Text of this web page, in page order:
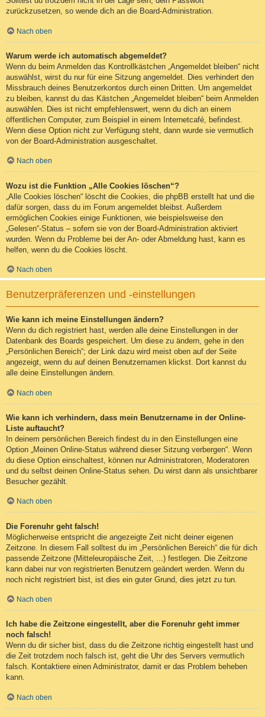
zurückzusetzen, so wende dich an die Board-Administration.
Nach oben
Warum werde ich automatisch abgemeldet?
Wenn du beim Anmelden das Kontrollkästchen „Angemeldet bleiben“ nicht
auswählst, wirst du nur für eine Sitzung angemeldet. Dies verhindert den
Missbrauch deines Benutzerkontos durch einen Dritten. Um angemeldet
zu bleiben, kannst du das Kästchen „Angemeldet bleiben“ beim Anmelden
auswählen. Dies ist nicht empfehlenswert, wenn du dich an einem
öffentlichen Computer, zum Beispiel in einem Internetcafé, befindest.
Wenn diese Option nicht zur Verfügung steht, dann wurde sie vermutlich
von der Board-Administration ausgeschaltet.
Nach oben
Wozu ist die Funktion „Alle Cookies löschen“?
„Alle Cookies löschen“ löscht die Cookies, die phpBB erstellt hat und die
dafür sorgen, dass du im Forum angemeldet bleibst. Außerdem
ermöglichen Cookies einige Funktionen, wie beispielsweise den
„Gelesen“-Status – sofern sie von der Board-Administration aktiviert
wurden. Wenn du Probleme bei der An- oder Abmeldung hast, kann es
helfen, wenn du die Cookies löscht.
Nach oben
Benutzerpräferenzen und -einstellungen
Wie kann ich meine Einstellungen ändern?
Wenn du dich registriert hast, werden alle deine Einstellungen in der
Datenbank des Boards gespeichert. Um diese zu ändern, gehe in den
„Persönlichen Bereich“; der Link dazu wird meist oben auf der Seite
angezeigt, wenn du auf deinen Benutzernamen klickst. Dort kannst du
alle deine Einstellungen ändern.
Nach oben
Wie kann ich verhindern, dass mein Benutzername in der Online-
Liste auftaucht?
In deinem persönlichen Bereich findest du in den Einstellungen eine
Option „Meinen Online-Status während dieser Sitzung verbergen“. Wenn
du diese Option einschaltest, können nur Administratoren, Moderatoren
und du selbst deinen Online-Status sehen. Du wirst dann als unsichtbarer
Besucher gezählt.
Nach oben
Die Forenuhr geht falsch!
Möglicherweise entspricht die angezeigte Zeit nicht deiner eigenen
Zeitzone. In diesem Fall solltest du im „Persönlichen Bereich“ die für dich
passende Zeitzone (Mitteleuropäische Zeit, ...) festlegen. Die Zeitzone
kann dabei nur von registrierten Benutzern geändert werden. Wenn du
noch nicht registriert bist, ist dies ein guter Grund, dies jetzt zu tun.
Nach oben
Ich habe die Zeitzone eingestellt, aber die Forenuhr geht immer
noch falsch!
Wenn du dir sicher bist, dass du die Zeitzone richtig eingestellt hast und
die Zeit trotzdem noch falsch ist, geht die Uhr des Servers vermutlich
falsch. Kontaktiere einen Administrator, damit er das Problem beheben
kann.
Nach oben